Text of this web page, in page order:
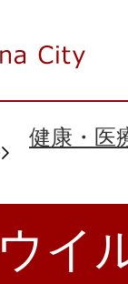
健康・医
イ